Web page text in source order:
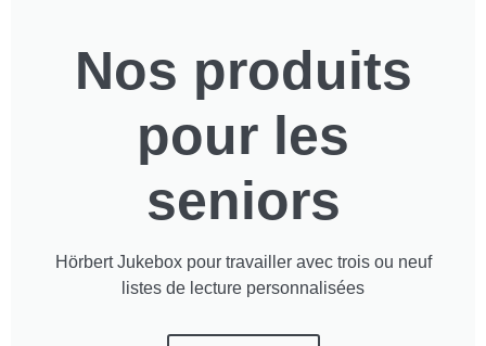
Nos produits
pour les
seniors
Hörbert Jukebox pour travailler avec trois ou neuf
listes de lecture personnalisées